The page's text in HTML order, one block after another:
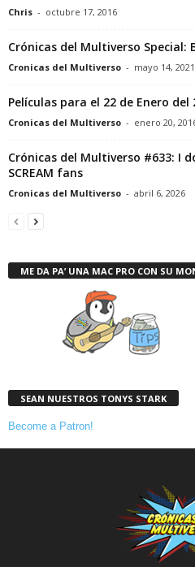
Chris - octubre 17, 2016
Crónicas del Multiverso Special:
Cronicas del Multiverso - mayo 14, 2021
Películas para el 22 de Enero del
Cronicas del Multiverso - enero 20,
Crónicas del Multiverso #633: I
SCREAM fans
Cronicas del Multiverso - abril 6, 2026
ME DA PA’ UNA MAC PRO CON SU
SEAN NUESTROS TONYS STARK
Become a Patron!